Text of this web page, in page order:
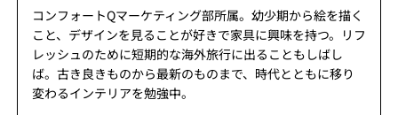
コンフォートQマーケティング部所属。幼少期から絵を描く
こと、デザインを見ることが好きで家具に興味を持つ。リフ
レッシュのために短期的な海外旅行に出ることもしばし
ば。古き良きものから最新のものまで、時代とともに移り
変わるインテリアを勉強中。